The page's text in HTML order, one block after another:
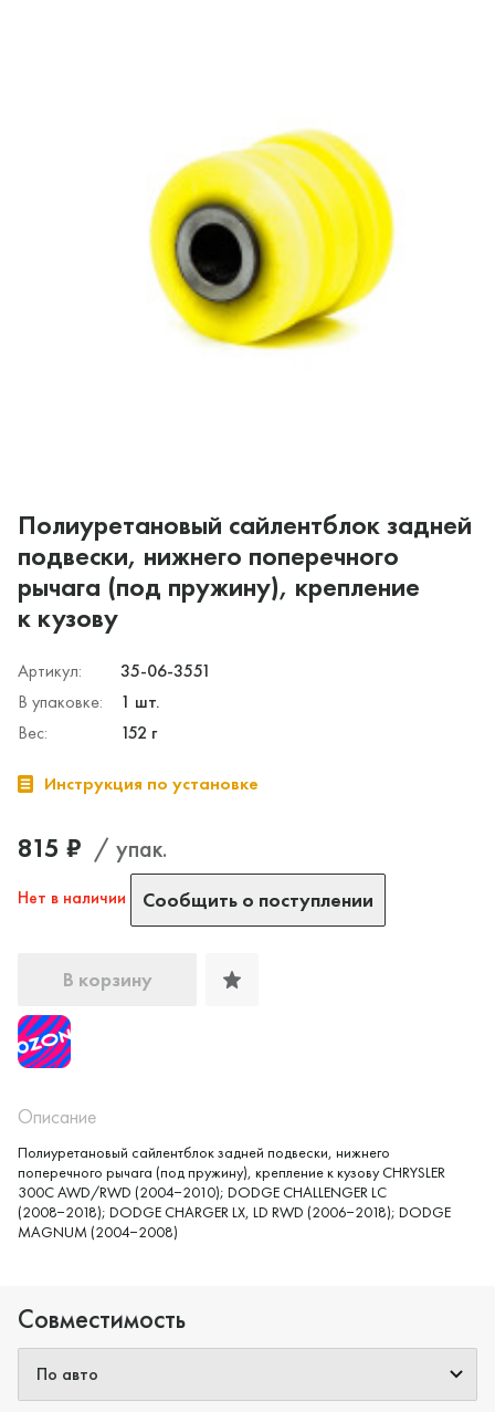
Да, верно Нет, выбрать другой
Полиуретановый сайлентблок задней
подвески, нижнего поперечного
рычага (под пружину), крепление
к кузову
Артикул:
35-06-3551
В упаковке:
1 шт.
Вес:
152 г
Инструкция по установке
815 ₽ / упак.
Нет в наличии Сообщить о поступлении
В корзину
Описание
Полиуретановый сайлентблок задней подвески, нижнего
поперечного рычага (под пружину), крепление к кузову CHRYSLER
300C AWD/RWD (2004−2010); DODGE CHALLENGER LC
(2008−2018); DODGE CHARGER LX, LD RWD (2006−2018); DODGE
MAGNUM (2004−2008)
Совместимость